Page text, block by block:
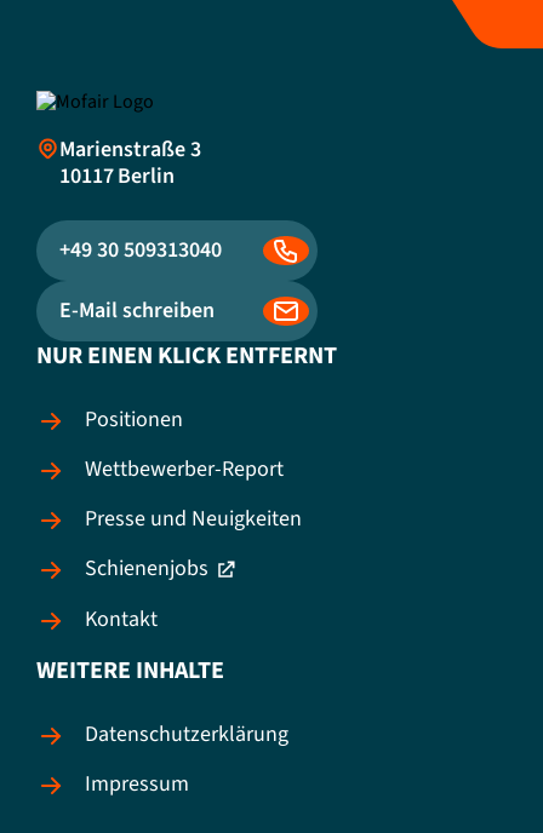
Marienstraße 3
10117Berlin
+49 30 509313040
E-Mail schreiben
NUR EINEN KLICK ENTFERNT
Positionen
Wettbewerber-Report
Presse und Neuigkeiten
Schienenjobs
Kontakt
WEITERE INHALTE
Datenschutzerklärung
Impressum